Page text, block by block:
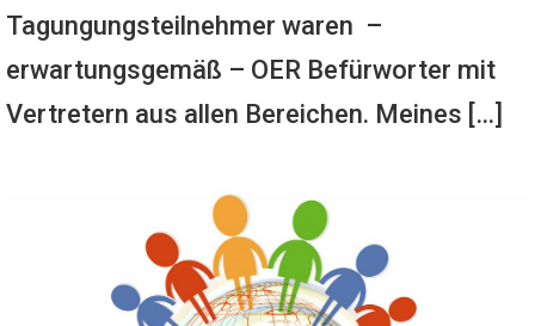
Tagungungsteilnehmer waren –
erwartungsgemäß – OER Befürworter mit
Vertretern aus allen Bereichen. Meines […]